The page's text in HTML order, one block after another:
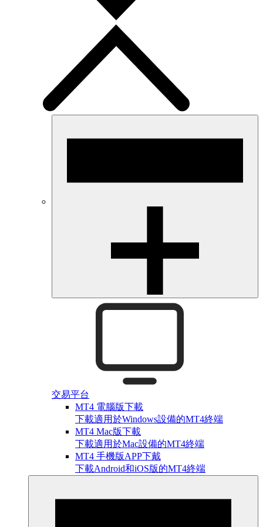
交易平台
MT4 電腦版下載
下載適用於Windows設備的MT4終端
MT4 Mac版下載
下載適用於Mac設備的MT4終端
MT4 手機版APP下戴
下載Android和iOS版的MT4終端